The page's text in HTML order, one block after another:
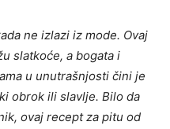
ne izlazi iz mode. Ovaj
slatkoće, a bogata i
u unutrašnjosti čini je
obrok ili slavlje. Bilo da
ovaj recept za pitu od